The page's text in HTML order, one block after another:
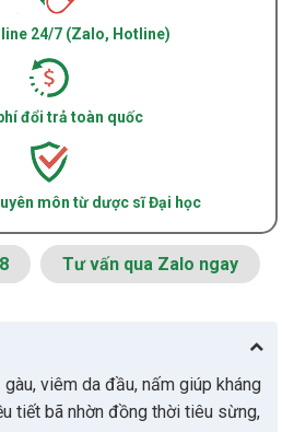
24/7 (Zalo, Hotline)
đổi trả toàn quốc
môn từ dược sĩ Đại học
Tư vấn qua Zalo ngay
gàu, viêm da đầu, nấm giúp kháng
tiết bã nhờn đồng thời tiêu sừng,